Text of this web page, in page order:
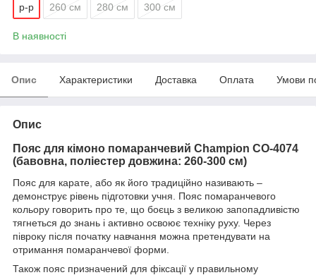
р-р 260 см 280 см 300 см
В наявності
Опис Характеристики Доставка Оплата Умови
Опис
Пояс для кімоно помаранчевий Champion CO-4074
(бавовна, поліестер довжина: 260-300 см)
Пояс для карате, або як його традиційно називають –
демонструє рівень підготовки учня.
Пояс помаранчевого
кольору говорить про те, що боєць з великою запопадливістю
тягнеться до знань і активно освоює техніку руху. Через
півроку після початку навчання можна претендувати на
отримання помаранчевої форми.
Також пояс призначений для фіксації у правильному